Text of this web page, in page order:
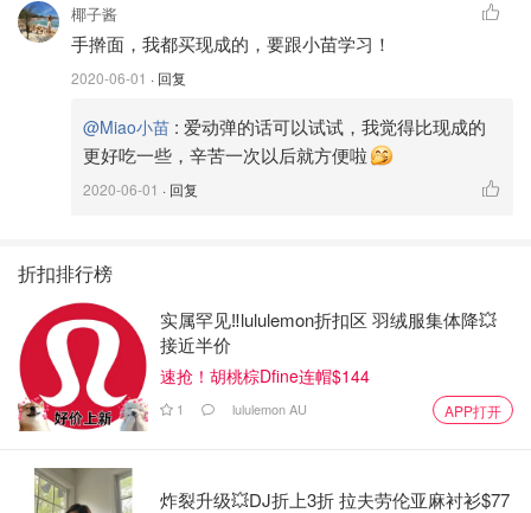
椰子酱
手擀面，我都买现成的，要跟小苗学习！
2020-06-01 · 回复
@Miao小苗 : 爱动弹的话可以试试，我觉得比现成的
更好吃一些，辛苦一次以后就方便啦
2020-06-01 · 回复
折扣排行榜
实属罕见‼️lululemon折扣区 羽绒服集体降💥
接近半价
速抢！胡桃棕Dfine连帽$144
1 lululemon AU APP打开
炸裂升级💥DJ折上3折 拉夫劳伦亚麻衬衫$77